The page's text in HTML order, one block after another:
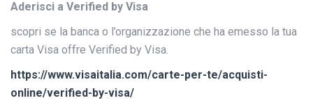
Aderisci a Verified by Visa
scopri se la banca o l’organizzazione che ha emesso la tua
carta Visa offre Verified by Visa.
https://www.visaitalia.com/carte-per-te/acquisti-
online/verified-by-visa/